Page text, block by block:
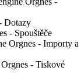
Dotazy
- Spouštěče
Orgnes - Importy a
- Tiskové